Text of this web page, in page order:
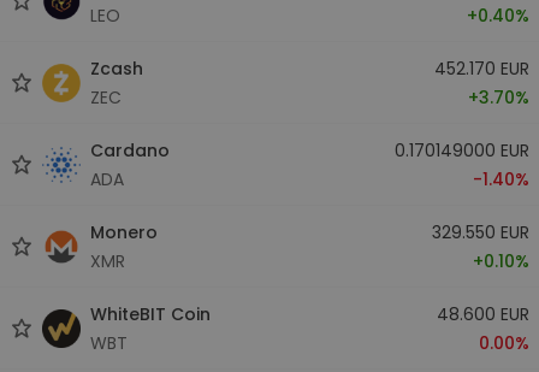
LEO
+0.40%
Zcash
ZEC
452.170 EUR
+3.70%
Cardano
ADA
0.170149000 EUR
-1.40%
Monero
XMR
329.550 EUR
+0.10%
WhiteBIT Coin
WBT
48.600 EUR
0.00%